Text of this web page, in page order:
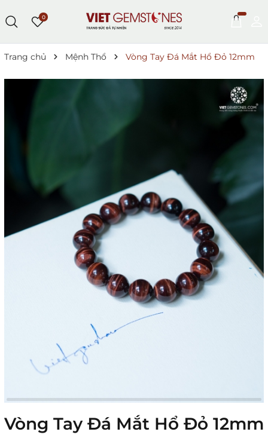
0
Trang chủ Mệnh Thổ Vòng Tay Đá Mắt Hổ Đỏ 12mm
Vòng Tay Đá Mắt Hổ Đỏ 12mm